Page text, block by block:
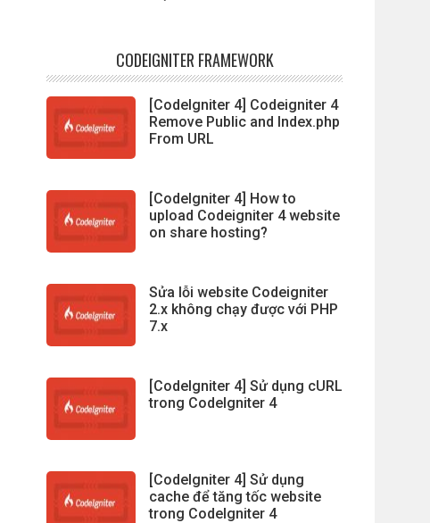
CODEIGNITER FRAMEWORK
[CodeIgniter 4] Codeigniter 4
Remove Public and Index.php
From URL
[CodeIgniter 4] How to
upload Codeigniter 4 website
on share hosting?
Sửa lỗi website Codeigniter
2.x không chạy được với PHP
7.x
[CodeIgniter 4] Sử dụng cURL
trong CodeIgniter 4
[CodeIgniter 4] Sử dụng
cache để tăng tốc website
trong CodeIgniter 4